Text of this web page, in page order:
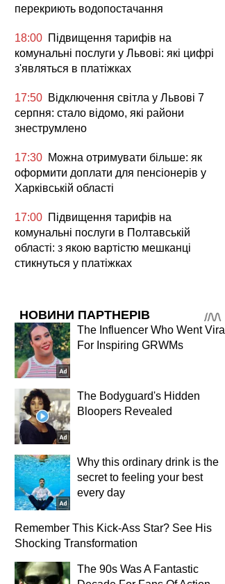
перекриють водопостачання
18:00 Підвищення тарифів на
комунальні послуги у Львові: які цифрі
з'являться в платіжках
17:50 Відключення світла у Львові 7
серпня: стало відомо, які райони
знеструмлено
17:30 Можна отримувати більше: як
оформити доплати для пенсіонерів у
Харківській області
17:00 Підвищення тарифів на
комунальні послуги в Полтавській
області: з якою вартістю мешканці
стикнуться у платіжках
НОВИНИ ПАРТНЕРІВ
The Influencer Who Went Viral
For Inspiring GRWMs
The Bodyguard's Hidden
Bloopers Revealed
Why this ordinary drink is the
secret to feeling your best
every day
Remember This Kick-Ass Star? See His
Shocking Transformation
The 90s Was A Fantastic